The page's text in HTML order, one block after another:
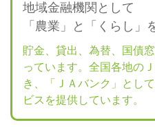
地域金融機関として
「農業」と「くらし」
貯金、貸出、為替、国債
っています。全国各地の
き、「ＪＡバンク」とし
ビスを提供しています。